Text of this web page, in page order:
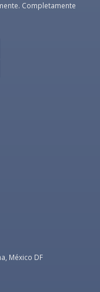
Completamente
México DF